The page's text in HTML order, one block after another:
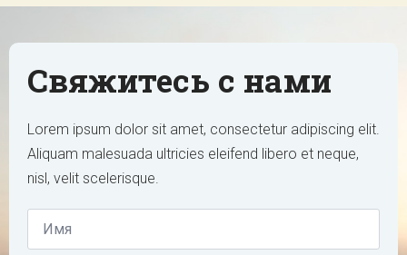
Свяжитесь с нами
Lorem ipsum dolor sit amet, consectetur adipiscing elit.
Aliquam malesuada ultricies eleifend libero et neque,
nisl, velit scelerisque.
Vardas